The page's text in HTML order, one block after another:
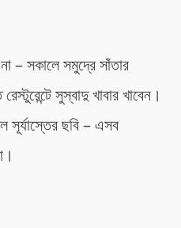
– সকালে সমুদ্রে সাঁতার
সুস্বাদু খাবার খাবেন।
সূর্যাস্তের ছবি – এসব